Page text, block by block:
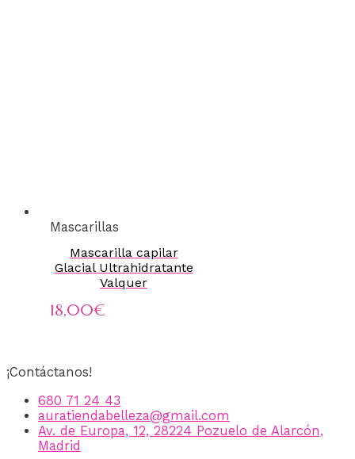
Mascarillas
Mascarilla capilar
Glacial Ultrahidratante
Valquer
18,00€
¡Contáctanos!
680 71 24 43
auratiendabelleza@gmail.com
Av. de Europa, 12, 28224 Pozuelo de Alarcón,
Madrid